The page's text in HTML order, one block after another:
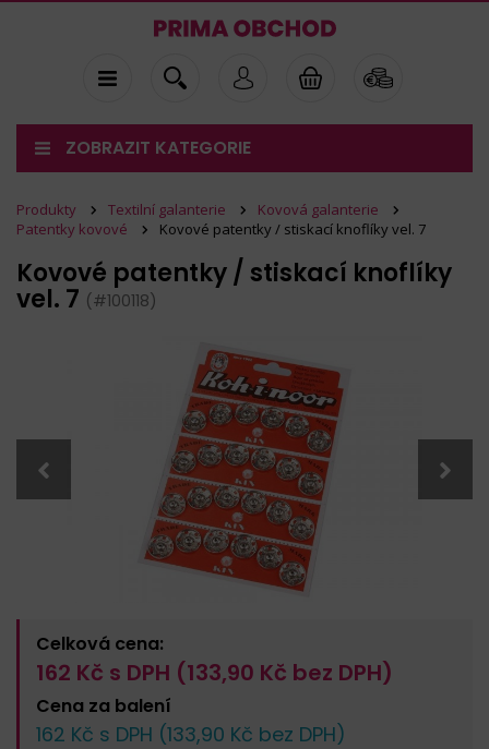
ZOBRAZIT KATEGORIE
Produkty Textilní galanterie
Kovová galanterie
Patentky kovové
Kovové patentky / stiskací knoflíky vel. 7
Kovové patentky / stiskací knoflíky
vel. 7 (#100118)
Celková cena:
162 Kč s DPH (133,90 Kč bez DPH)
Cena za balení
162 Kč s DPH (133,90 Kč bez DPH)